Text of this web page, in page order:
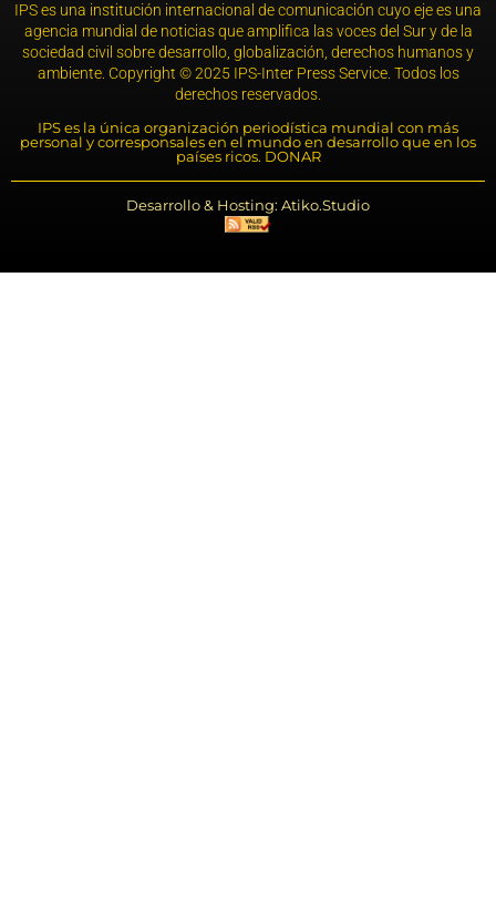
IPS es una institución internacional de comunicación cuyo eje es una
agencia mundial de noticias que amplifica las voces del Sur y de la
sociedad civil sobre desarrollo, globalización, derechos humanos y
ambiente. Copyright © 2025 IPS-Inter Press Service. Todos los
derechos reservados.
IPS es la única organización periodística mundial con más
personal y corresponsales en el mundo en desarrollo que en los
países ricos. DONAR
Desarrollo & Hosting: Atiko.Studio